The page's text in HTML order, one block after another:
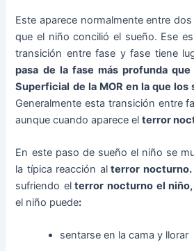
Este aparece normalmente entre
que el niño concilió el sueño. Ese
transición entre fase y fase tiene
pasa de la fase más profunda
Superficial de la MOR en la que
Generalmente esta transición entre
aunque cuando aparece elterror
En este paso de sueño el niño se
la típica reacción alterror nocturno.
sufriendo elterror nocturno el niño,
el niño puede:
sentarse en la cama y llorar